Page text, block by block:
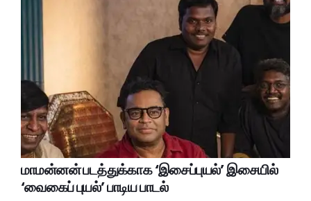
மாமன்னன் படத்துக்காக ‘இசைப்புயல்’ இசையில்
‘வைகைப் புயல்’ பாடிய பாடல்